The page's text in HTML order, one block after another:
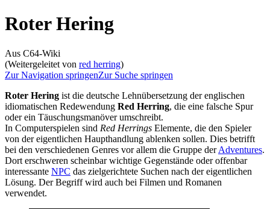
Roter Hering
Aus C64-Wiki
(Weitergeleitet von red herring)
Zur Navigation springenZur Suche springen
Roter Hering ist die deutsche Lehnübersetzung der englischen
idiomatischen Redewendung Red Herring, die eine falsche Spur
oder ein Täuschungsmanöver umschreibt.
In Computerspielen sind Red Herrings Elemente, die den Spieler
von der eigentlichen Haupthandlung ablenken sollen. Dies betrifft
bei den verschiedenen Genres vor allem die Gruppe derAdventures.
Dort erschweren scheinbar wichtige Gegenstände oder offenbar
interessante NPC das zielgerichtete Suchen nach der eigentlichen
Lösung. Der Begriff wird auch bei Filmen und Romanen
verwendet.